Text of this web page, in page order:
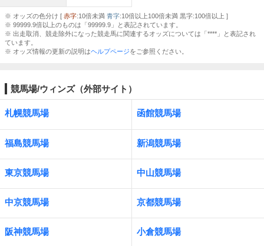
※ オッズの色分け [ 赤字:10倍未満 青字:10倍以上100倍未満 黒字:100倍以上 ]
※ 99999.9倍以上のものは「99999.9」と表記されています。
※ 出走取消、競走除外になった競走馬に関連するオッズについては「****」と表記され
ています。
※ オッズ情報の更新の説明はヘルプページをご参照ください。
競馬場/ウィンズ（外部サイト）
札幌競馬場 函館競馬場
福島競馬場 新潟競馬場
東京競馬場 中山競馬場
中京競馬場 京都競馬場
阪神競馬場 小倉競馬場